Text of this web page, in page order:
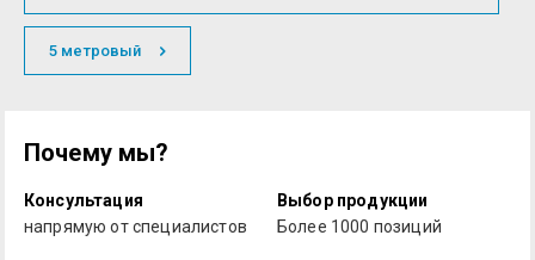
5 метровый
Почему мы?
Консультация
напрямую от специалистов
Выбор продукции
Более 1000 позиций